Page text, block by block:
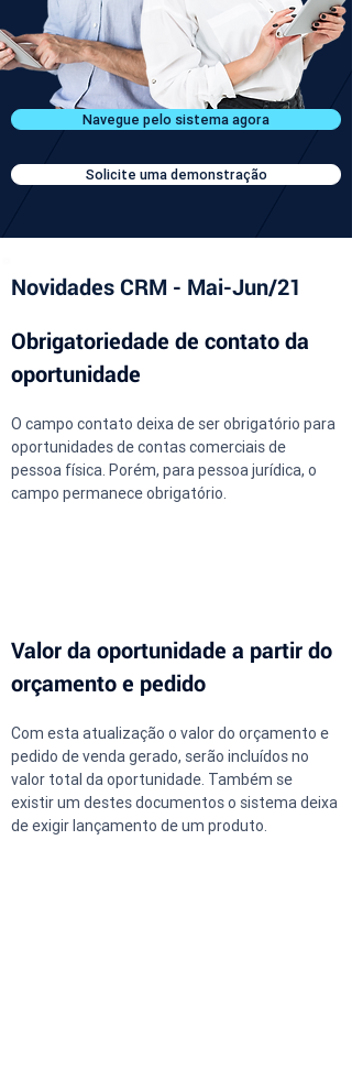
Navegue pelo sistema agora
Solicite uma demonstração
Novidades CRM - Mai-Jun/21
Obrigatoriedade de contato da
oportunidade
O campo contato deixa de ser obrigatório para
oportunidades de contas comerciais de
pessoa física. Porém, para pessoa jurídica, o
campo permanece obrigatório.
Valor da oportunidade a partir do
orçamento e pedido
Com esta atualização o valor do orçamento e
pedido de venda gerado, serão incluídos no
valor total da oportunidade. Também se
existir um destes documentos o sistema deixa
de exigir lançamento de um produto.